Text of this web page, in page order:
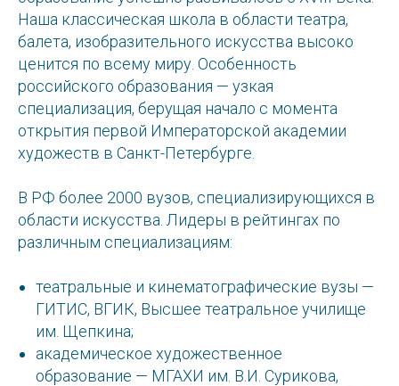
Наша классическая школа в области театра,
балета, изобразительного искусства высоко
ценится по всему миру. Особенность
российского образования — узкая
специализация, берущая начало с момента
открытия первой Императорской академии
художеств в Санкт-Петербурге.
В РФ более 2000 вузов, специализирующихся в
области искусства. Лидеры в рейтингах по
различным специализациям:
театральные и кинематографические вузы —
ГИТИС, ВГИК, Высшее театральное училище
им. Щепкина;
академическое художественное
образование — МГАХИ им. В.И. Сурикова,